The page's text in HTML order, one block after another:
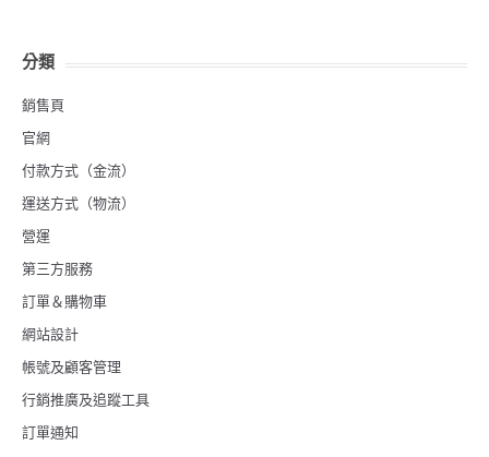
分類
銷售頁
官網
付款方式（金流）
運送方式（物流）
營運
第三方服務
訂單＆購物車
網站設計
帳號及顧客管理
行銷推廣及追蹤工具
訂單通知